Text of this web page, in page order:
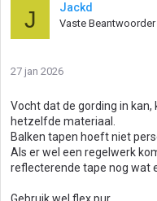
J Jackd
Vaste Beantwoorder
27 jan 2026
Vocht dat de gording in
hetzelfde materiaal.
Balken tapen hoeft niet
Als er wel een regelwerk
reflecterende tape nog wat